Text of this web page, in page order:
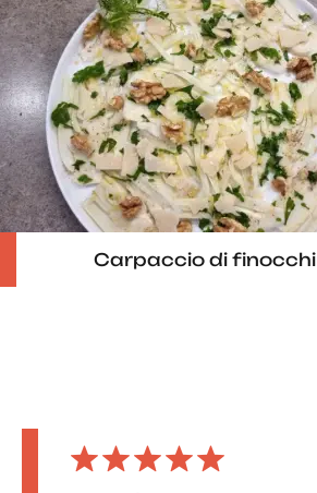
Carpaccio di finocchi